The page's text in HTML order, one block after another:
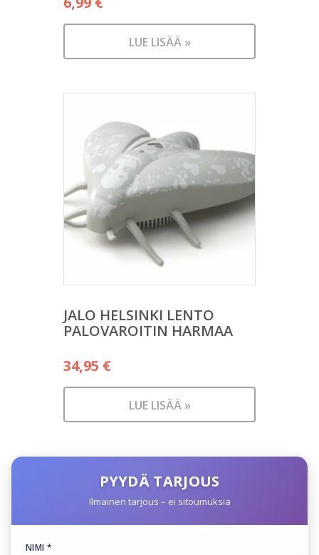
LUE LISÄÄ »
JALO HELSINKI LENTO
PALOVAROITIN HARMAA
34,95 €
LUE LISÄÄ »
PYYDÄ TARJOUS
Ilmainen tarjous – ei sitoumuksia
NIMI *